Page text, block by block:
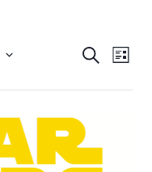
Recherche
de
Liste